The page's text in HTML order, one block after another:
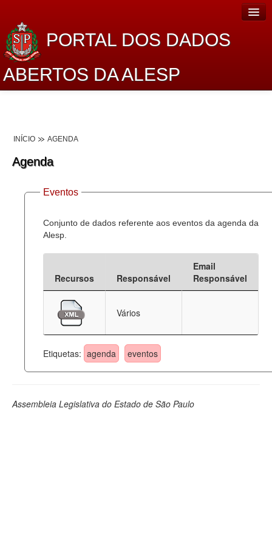
PORTAL DOS DADOS
ABERTOS DA ALESP
Lei de Acesso à Informação
Dados Governamentais Abertos
Planejamento
Catálogo de dados
Deputados Estaduais
Administração
Legislação
INÍCIO AGENDA
Agenda
Eventos
Conjunto de dados referente aos eventos da agenda da
Alesp.
Recursos Responsável
Email
Responsável
Vários
Etiquetas: agenda eventos
Assembleia Legislativa do Estado de São Paulo